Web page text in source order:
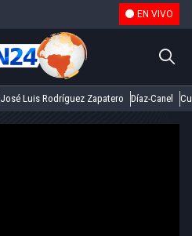
EN VIVO
José Luis Rodríguez Zapatero Díaz-Canel